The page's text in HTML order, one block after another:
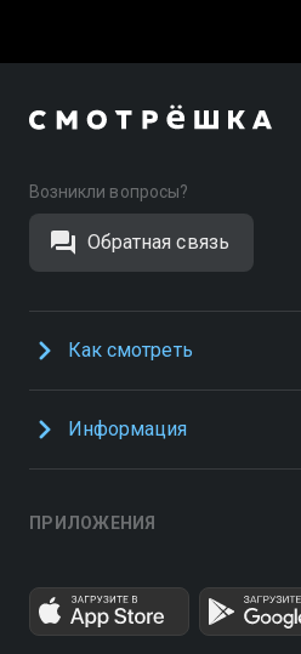
Возникли вопросы?
Обратная связь
Как смотреть
Информация
ПРИЛОЖЕНИЯ